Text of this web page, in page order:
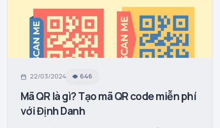
22/03/2024 646
Mã QR là gì? Tạo mã QR code miễn phí
với Định Danh